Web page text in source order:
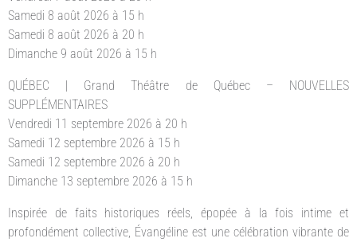
Samedi 8 août 2026 à 15 h
Samedi 8 août 2026 à 20 h
Dimanche 9 août 2026 à 15 h
QUÉBEC | Grand Théâtre de Québec – NOUVELLES
SUPPLÉMENTAIRES
Vendredi 11 septembre 2026 à 20 h
Samedi 12 septembre 2026 à 15 h
Samedi 12 septembre 2026 à 20 h
Dimanche 13 septembre 2026 à 15 h
Inspirée de faits historiques réels, épopée à la fois intime et
profondément collective, Évangéline est une célébration vibrante de